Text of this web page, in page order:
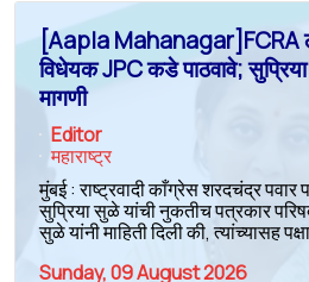
[Aapla Mahanagar]FCRA
विधेयक JPC कडे पाठवावे;
मागणी
Editor
महाराष्ट्र
मुंबई : राष्ट्रवादी काँग्रेस शरदचंद्र पवार
सुप्रिया सुळे यांची नुकतीच पत्रकार
सुळे यांनी माहिती दिली की, त्यांच्यासह
Sunday, 09 August 2026